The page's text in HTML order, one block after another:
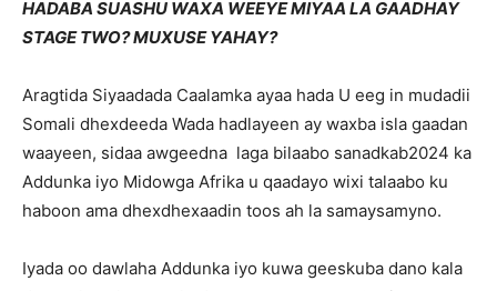
HADABA SUASHU WAXA WEEYE MIYAA LA GAADHAY
STAGE TWO? MUXUSE YAHAY?
Aragtida Siyaadada Caalamka ayaa hada U eeg in mudadii
Somali dhexdeeda Wada hadlayeen ay waxba isla gaadan
waayeen, sidaa awgeedna laga bilaabo sanadkab2024 ka
Addunka iyo Midowga Afrika u qaadayo wixi talaabo ku
haboon ama dhexdhexaadin toos ah la samaysamyno.
Iyada oo dawlaha Addunka iyo kuwa geeskuba dano kala